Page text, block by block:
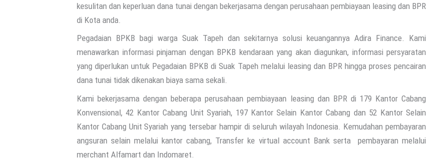
kesulitan dan keperluan dana tunai dengan bekerjasama dengan perusahaan pembiayaan leasing dan BPR
di Kota anda.
Pegadaian BPKB bagi warga Suak Tapeh dan sekitarnya solusi keuangannya Adira Finance. Kami
menawarkan informasi pinjaman dengan BPKB kendaraan yang akan diagunkan, informasi persyaratan
yang diperlukan untuk Pegadaian BPKB di Suak Tapeh melalui leasing dan BPR hingga proses pencairan
dana tunai tidak dikenakan biaya sama sekali.
Kami bekerjasama dengan beberapa perusahaan pembiayaan leasing dan BPR di 179 Kantor Cabang
Konvensional, 42 Kantor Cabang Unit Syariah, 197 Kantor Selain Kantor Cabang dan 52 Kantor Selain
Kantor Cabang Unit Syariah yang tersebar hampir di seluruh wilayah Indonesia. Kemudahan pembayaran
angsuran selain melalui kantor cabang, Transfer ke virtual account Bank serta pembayaran melalui
merchant Alfamart dan Indomaret.